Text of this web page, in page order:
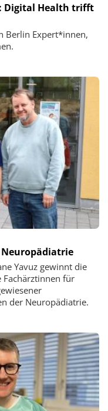
Digital Health trifft
Berlin Expert*innen,
Yavuz gewinnt die
Fachärztinnen für
der Neuropädiatrie.